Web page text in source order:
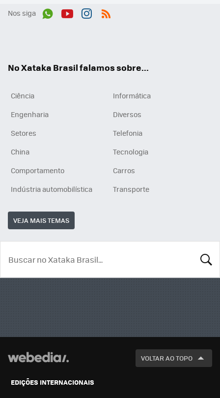
Nos siga
No Xataka Brasil falamos sobre...
Ciência
Informática
Engenharia
Diversos
Setores
Telefonia
China
Tecnologia
Comportamento
Carros
Indústria automobilística
Transporte
VEJA MAIS TEMAS
VOLTAR AO TOPO
EDIÇÕES INTERNACIONAIS